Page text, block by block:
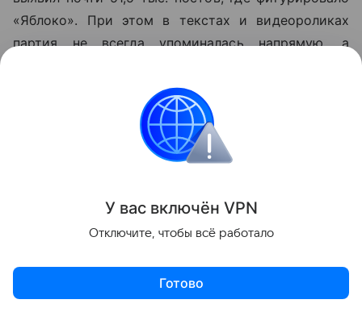
«Яблоко». При этом в текстах и видеороликах
партия не всегда упоминалась напрямую, а
У вас включён VPN
Отключите, чтобы всё работало
Готово